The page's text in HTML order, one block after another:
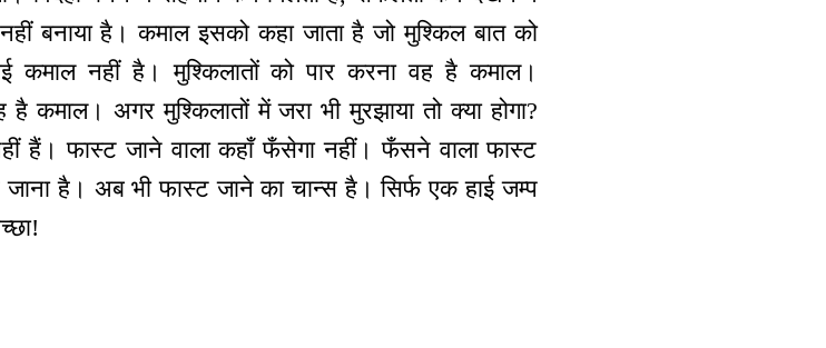
बनाया है। कमाल इसको कहा जाता है जो मुश्किल बात को
नहीं है। मुश्किलातों को पार करना वह है कमाल।
अगर मुश्किलातों में जरा भी मुरझाया तो क्या होगा?
हैं। फास्ट जाने वाला कहाँ फँसेगा नहीं। फँसने वाला फास्ट
है। अब भी फास्ट जाने का चान्स है। सिर्फ एक हाई जम्प